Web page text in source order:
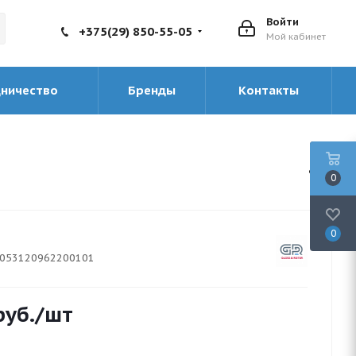
Войти
Мой кабинет
+375(29) 850-55-05
Бренды Контакты
/шт
0
0